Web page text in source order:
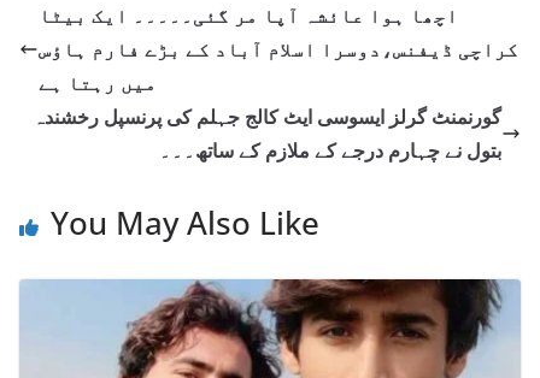
اچھا ہوا عائشہ آپا مر گئی۔۔۔۔۔ ایک بیٹا
کراچی ڈیفنس،دوسرا اسلام آباد کے بڑے فارم ہاؤس
میں رہتا ہے
گورنمنٹ گرلز ایسوسی ایٹ کالج جہلم کی پرنسپل رخشندہ
بتول نے چہارم درجے کے ملازم کے ساتھ۔۔۔
You May Also Like